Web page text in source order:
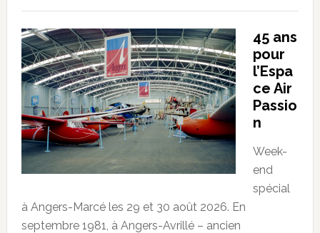
45 ans
pour
l’Espa
ce Air
Passio
n
Week-
end
spécial
à Angers-Marcé les 29 et 30 août 2026. En
septembre 1981, à Angers-Avrillé – ancien